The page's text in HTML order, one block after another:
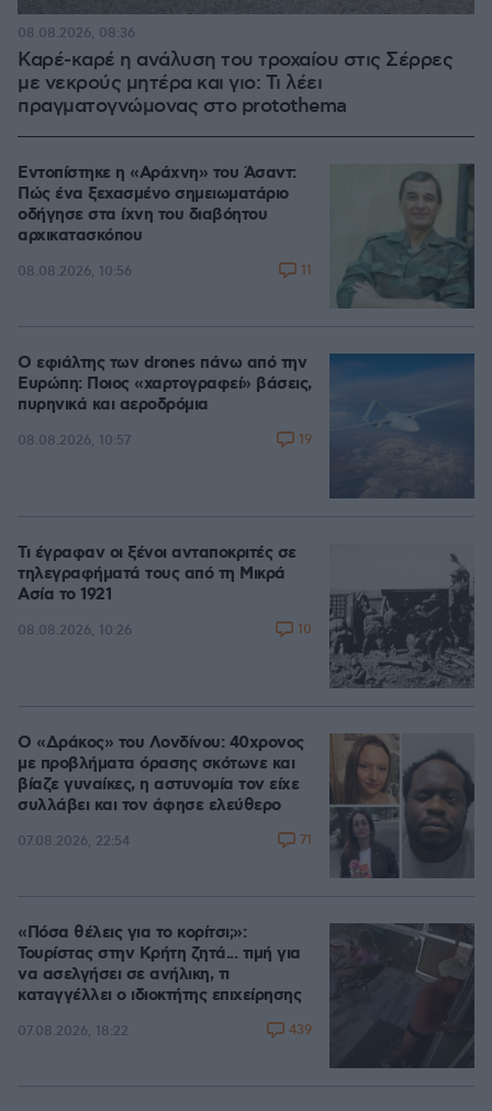
Καρέ-καρέ η ανάλυση του τροχαίου στις Σέρρες
με νεκρούς μητέρα και γιο: Τι λέει
πραγματογνώμονας στο protothema
08.08.2026, 08:36
Εντοπίστηκε η «Αράχνη» του Άσαντ:
Πώς ένα ξεχασμένο σημειωματάριο
οδήγησε στα ίχνη του διαβόητου
αρχικατασκόπου
08.08.2026, 10:56 11
Ο εφιάλτης των drones πάνω από την
Ευρώπη: Ποιος «χαρτογραφεί» βάσεις,
πυρηνικά και αεροδρόμια
08.08.2026, 10:57 19
Τι έγραφαν οι ξένοι ανταποκριτές σε
τηλεγραφήματά τους από τη Μικρά
Ασία το 1921
08.08.2026, 10:26 10
Ο «Δράκος» του Λονδίνου: 40χρονος
με προβλήματα όρασης σκότωνε και
βίαζε γυναίκες, η αστυνομία τον είχε
συλλάβει και τον άφησε ελεύθερο
07.08.2026, 22:54 71
«Πόσα θέλεις για το κορίτσι;»:
Τουρίστας στην Κρήτη ζητά... τιμή για
να ασελγήσει σε ανήλικη, τι
καταγγέλλει ο ιδιοκτήτης επιχείρησης
07.08.2026, 18:22 439